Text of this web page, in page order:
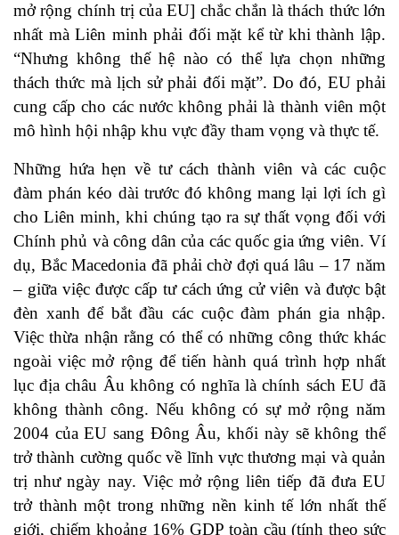
mở rộng chính trị của EU] chắc chắn là thách thức lớn
nhất mà Liên minh phải đối mặt kể từ khi thành lập.
“Nhưng không thế hệ nào có thể lựa chọn những
thách thức mà lịch sử phải đối mặt”. Do đó, EU phải
cung cấp cho các nước không phải là thành viên một
mô hình hội nhập khu vực đầy tham vọng và thực tế.
Những hứa hẹn về tư cách thành viên và các cuộc
đàm phán kéo dài trước đó không mang lại lợi ích gì
cho Liên minh, khi chúng tạo ra sự thất vọng đối với
Chính phủ và công dân của các quốc gia ứng viên. Ví
dụ, Bắc Macedonia đã phải chờ đợi quá lâu – 17 năm
– giữa việc được cấp tư cách ứng cử viên và được bật
đèn xanh để bắt đầu các cuộc đàm phán gia nhập.
Việc thừa nhận rằng có thể có những công thức khác
ngoài việc mở rộng để tiến hành quá trình hợp nhất
lục địa châu Âu không có nghĩa là chính sách EU đã
không thành công. Nếu không có sự mở rộng năm
2004 của EU sang Đông Âu, khối này sẽ không thể
trở thành cường quốc về lĩnh vực thương mại và quản
trị như ngày nay. Việc mở rộng liên tiếp đã đưa EU
trở thành một trong những nền kinh tế lớn nhất thế
giới, chiếm khoảng 16% GDP toàn cầu (tính theo sức